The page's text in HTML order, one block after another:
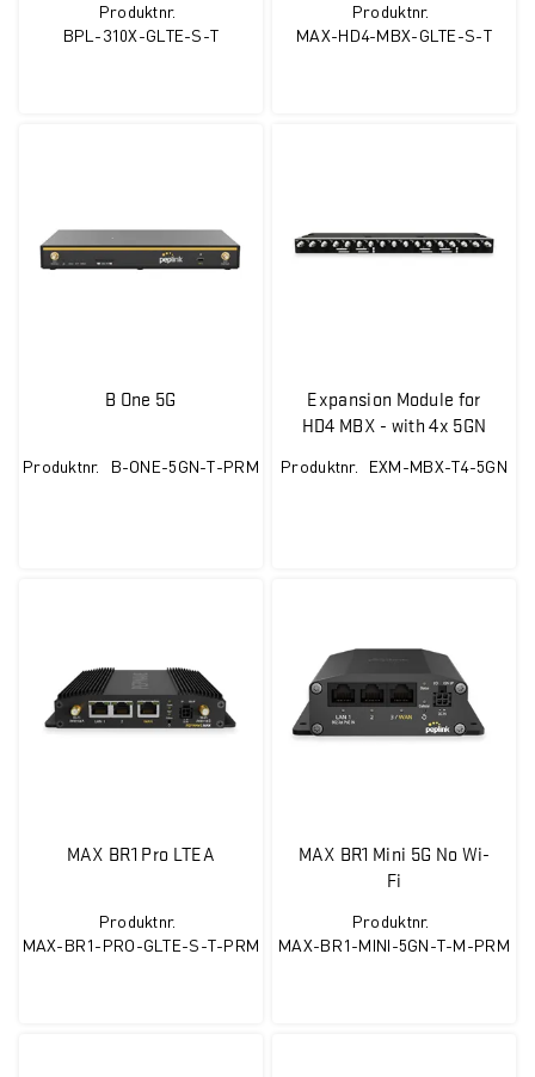
Produktnr.
BPL-310X-GLTE-S-T
Produktnr.
MAX-HD4-MBX-GLTE-S-T
B One 5G
Produktnr. B-ONE-5GN-T-PRM
Expansion Module for
HD4 MBX - with 4x 5GN
Produktnr. EXM-MBX-T4-5GN
MAX BR1 Pro LTEA
Produktnr.
MAX-BR1-PRO-GLTE-S-T-PRM
MAX BR1 Mini 5G No Wi-
Fi
Produktnr.
MAX-BR1-MINI-5GN-T-M-PRM